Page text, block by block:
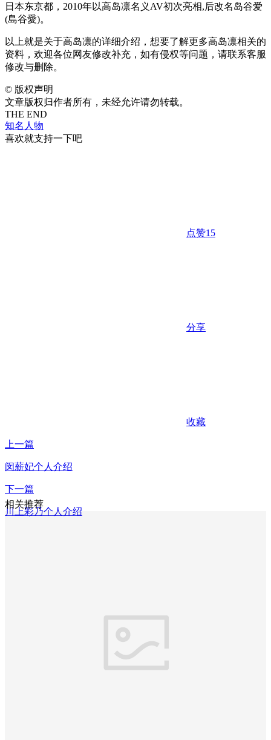
日本东京都，2010年以高岛凛名义AV初次亮相,后改名岛谷爱
(島谷愛)。
以上就是关于高岛凛的详细介绍，想要了解更多高岛凛相关的
资料，欢迎各位网友修改补充，如有侵权等问题，请联系客服
修改与删除。
© 版权声明
文章版权归作者所有，未经允许请勿转载。
THE END
知名人物
喜欢就支持一下吧
点赞15
分享
收藏
上一篇
闵薪妃个人介绍
下一篇
川上彩乃个人介绍
相关推荐